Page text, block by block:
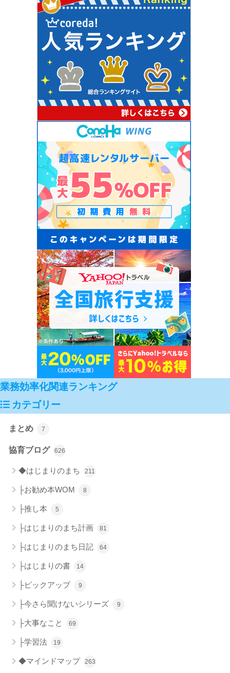
業務効率化関連ランキング
カテゴリー
まとめ 7
協育ブログ 626
◆はじまりのまち 211
├お勧め本WOM 8
├推し本 5
├はじまりのまち計画 81
├はじまりのまち日記 64
├はじまりの書 14
├ピックアップ 9
├今さら聞けないシリーズ 9
├大事なこと 69
├学習法 19
◆マインドマップ 263